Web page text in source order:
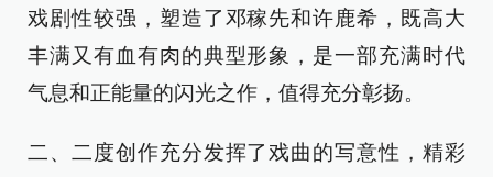
戏剧性较强，塑造了邓稼先和许鹿希，既高大
丰满又有血有肉的典型形象，是一部充满时代
气息和正能量的闪光之作，值得充分彰扬。
二、二度创作充分发挥了戏曲的写意性，精彩